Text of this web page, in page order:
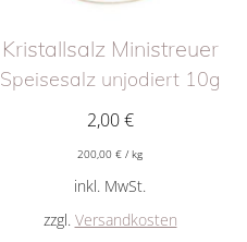
Kristallsalz Ministreuer
Speisesalz unjodiert 10g
2,00€
200,00 € /kg
inkl. MwSt.
zzgl. Versandkosten